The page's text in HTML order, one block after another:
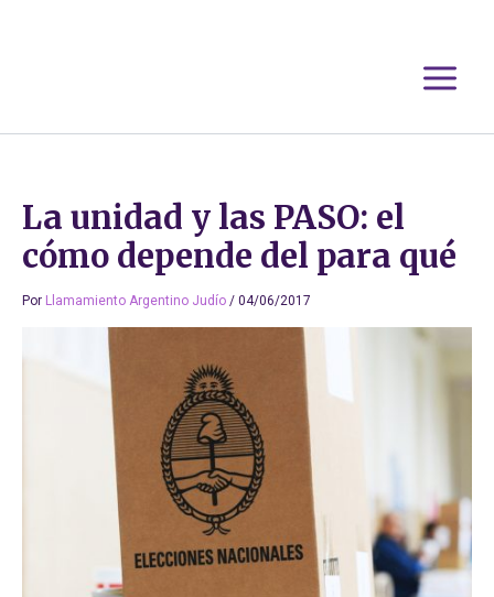
La unidad y las PASO: el
cómo depende del para qué
Por Llamamiento Argentino Judío / 04/06/2017